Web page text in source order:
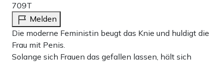
709T
Melden
Die moderne Feministin beugt das Knie und huldigt die
Frau mit Penis.
Solange sich Frauen das gefallen lassen, hält sich